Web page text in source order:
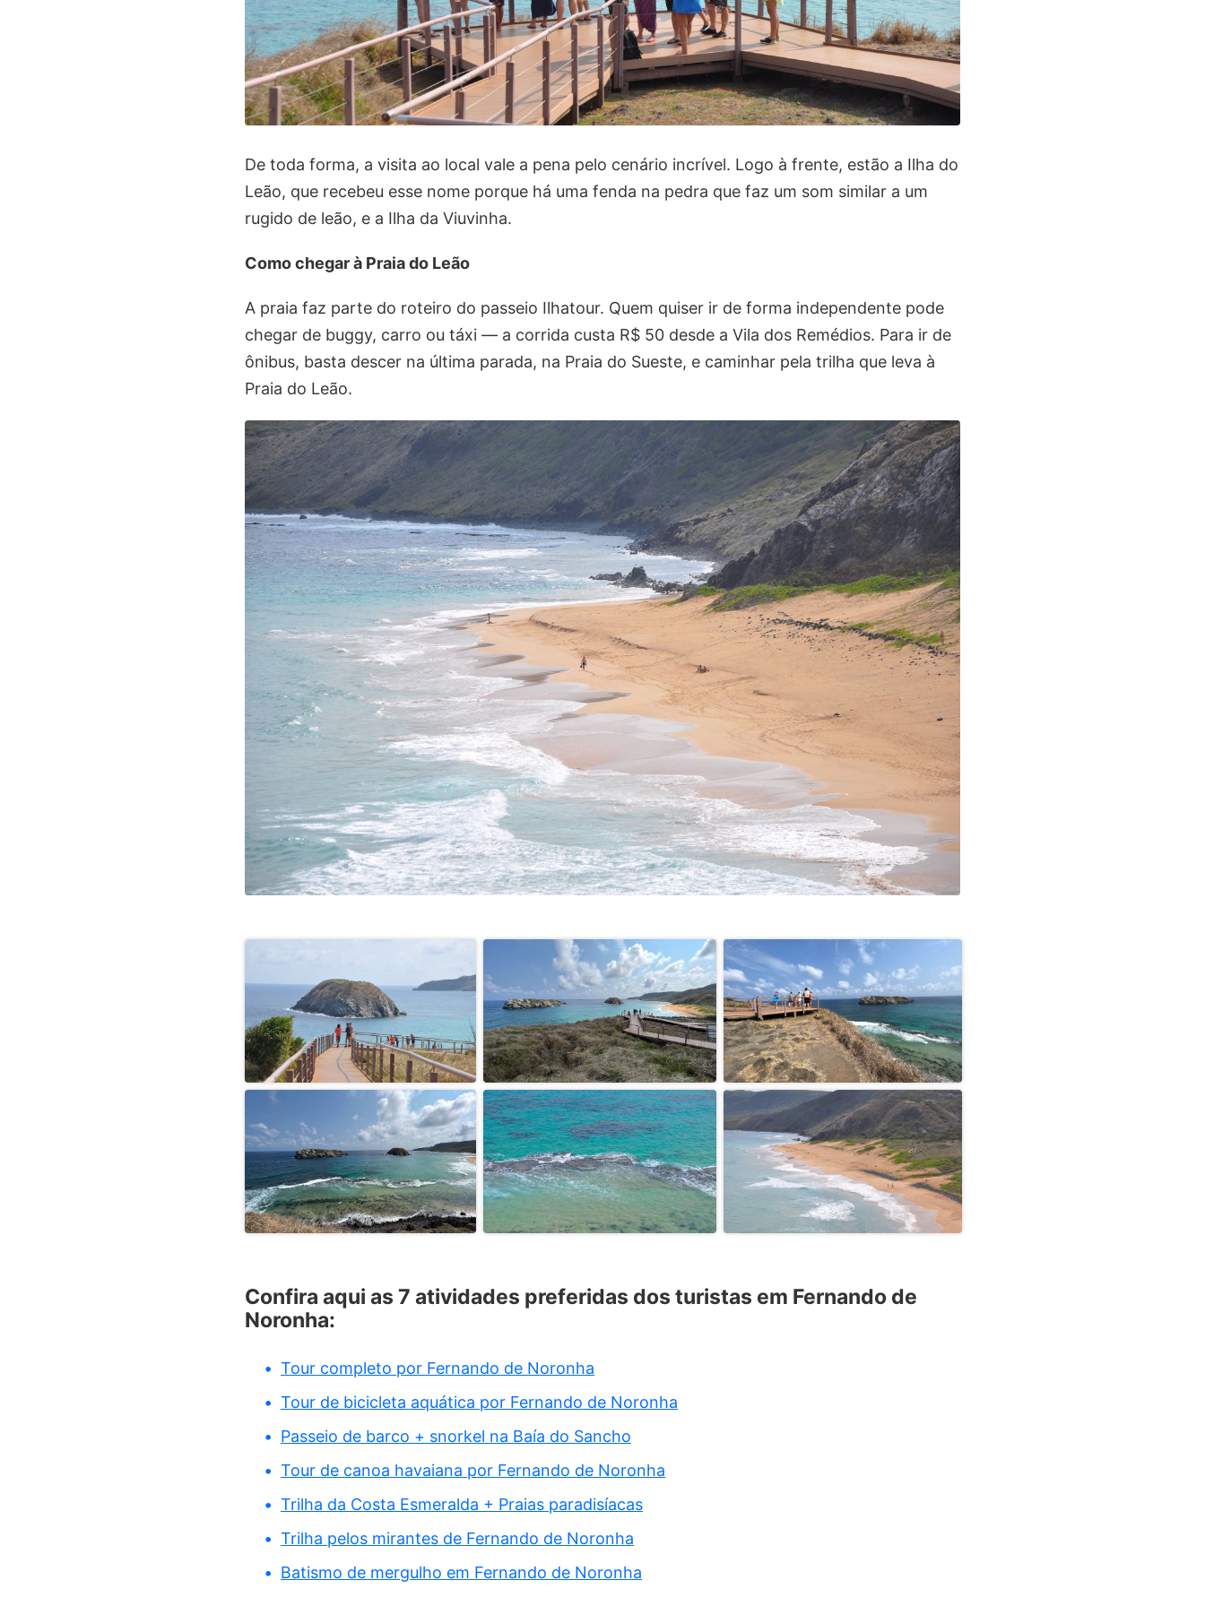
De toda forma, a visita ao local vale a pena pelo cenário incrível. Logo à frente, estão a Ilha do
Leão, que recebeu esse nome porque há uma fenda na pedra que faz um som similar a um
rugido de leão, e a Ilha da Viuvinha.
Como chegar à Praia do Leão
A praia faz parte do roteiro do passeio Ilhatour. Quem quiser ir de forma independente pode
chegar de buggy, carro ou táxi — a corrida custa R$ 50 desde a Vila dos Remédios. Para ir de
ônibus, basta descer na última parada, na Praia do Sueste, e caminhar pela trilha que leva à
Praia do Leão.
Confira aqui as 7 atividades preferidas dos turistas em Fernando de
Noronha:
Tour completo por Fernando de Noronha
Tour de bicicleta aquática por Fernando de Noronha
Passeio de barco + snorkel na Baía do Sancho
Tour de canoa havaiana por Fernando de Noronha
Trilha da Costa Esmeralda + Praias paradisíacas
Trilha pelos mirantes de Fernando de Noronha
Batismo de mergulho em Fernando de Noronha